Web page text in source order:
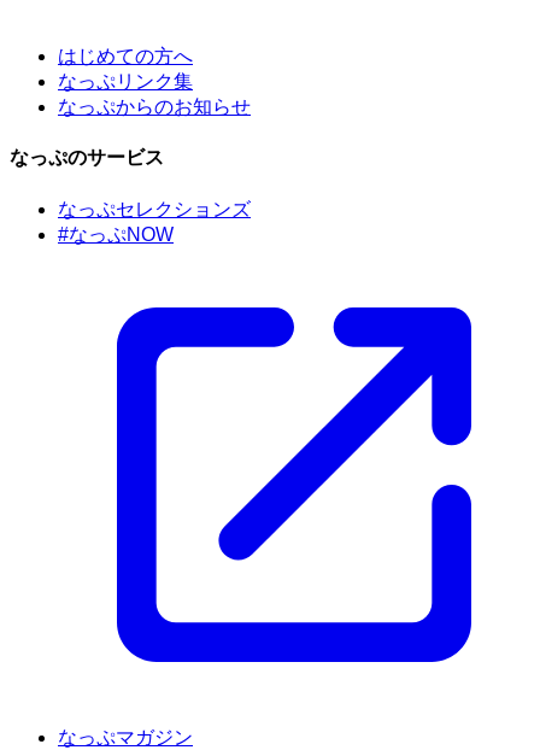
はじめての方へ
なっぷリンク集
なっぷからのお知らせ
なっぷのサービス
なっぷセレクションズ
#なっぷNOW
なっぷマガジン